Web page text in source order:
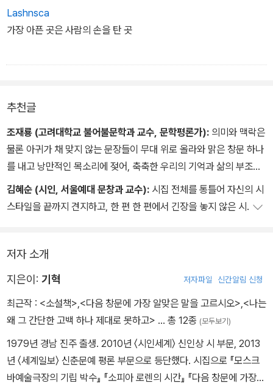
치들로 분한다. 시인은 시적이면서도 극적인 여러 장치와 요소들을
섬세하게 배열하고 견고하게 구성하여 "개성적이고 일관적인 목소
Lashnsca
가장 아픈 곳은 사람의 손을 탄 곳
추천글
조재룡 (고려대학교 불어불문학과 교수, 문학평론가): 의미와 맥락은
물론 아귀가 채 맞지 않는 문장들이 무대 위로 올라와 맑은 창문 하나
를 내고 낭만적인 목소리에 젖어, 축축한 우리의 기억과 삶의 부조리
를 연기하기 위해 한곳에서 어색한 화음을 조율한다. 그의 무대는 라
이브 단막으로 끝나지 않는, 아니 그 끝을 예고할 수 없는, 끝을 예고
당도한 섬뜩하리만큼 신선한 실험들이 자리한다.
김혜순 (시인, 서울예대 문창과 교수): 시집 전체를 통틀어 자신의 시
스타일을 끝까지 견지하고, 한 편 한 편에서 긴장을 놓지 않은 시.
저자 소개
지은이: 기혁 저자파일 신간알림 신청
최근작 : <소설책>,<다음 창문에 가장 알맞은 말을 고르시오>,<나는
왜 그 간단한 고백 하나 제대로 못하고> … 총 12종 (모두보기)
1979년 경남 진주 출생. 2010년 〈시인세계〉 신인상 시 부문, 2013
년 〈세계일보〉 신춘문예 평론 부문으로 등단했다. 시집으로 『모스크
바예술극장의 기립 박수』 『소피아 로렌의 시간』 『다음 창문에 가장